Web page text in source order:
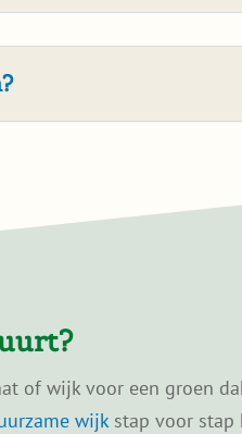
of wijk voor een groen
wijk stap voor stap